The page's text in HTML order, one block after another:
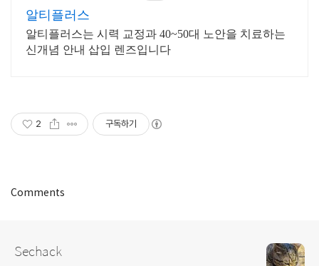
알티플러스
알티플러스는 시력 교정과 40~50대 노안을 치료하는
신개념 안내 삽입 렌즈입니다
2 구독하기
Comments
Sechack